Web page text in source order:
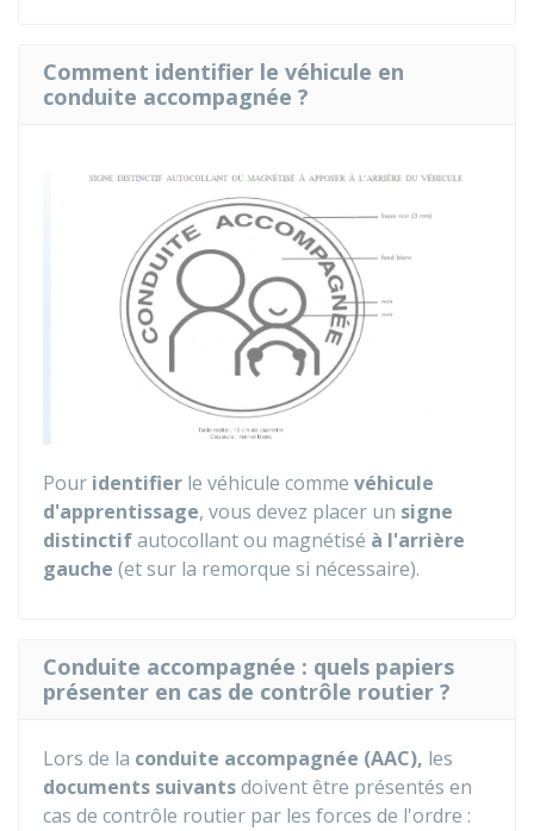
Comment identifier le véhicule en
conduite accompagnée ?
Pour identifier le véhicule comme véhicule
d'apprentissage, vous devez placer un signe
distinctifautocollant ou magnétisé à l'arrière
gauche (et sur la remorque si nécessaire).
Conduite accompagnée : quels papiers
présenter en cas de contrôle routier ?
Lors de la conduite accompagnée (AAC), les
documents suivantsdoivent être présentés en
cas de contrôle routier par les forces de l'ordre :